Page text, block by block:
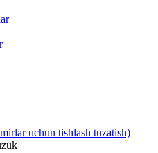
uchun tishlash tuzatish)